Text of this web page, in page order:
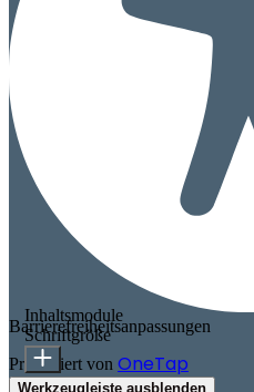
Barrierefreiheitsanpassungen
Präsentiert von OneTap
Werkzeugleiste ausblenden
Inhaltsmodule
Schriftgröße